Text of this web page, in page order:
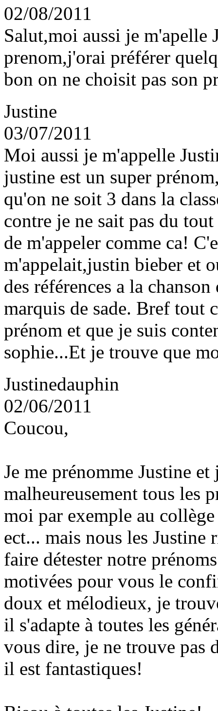
02/08/2011
Salut,moi aussi je m'apelle
prenom,j'orai préférer
bon on ne choisit pas son
Justine
03/07/2011
Moi aussi je m'appelle
justine est un super
qu'on ne soit 3 dans la
contre je ne sait pas du
de m'appeler comme ca!
m'appelait,justin bieber et
des références a la
marquis de sade. Bref tout
prénom et que je suis
sophie...Et je trouve que
Justinedauphin
02/06/2011
Coucou,
Je me prénomme Justine
malheureusement tous les
moi par exemple au
ect... mais nous les Justine
faire détester notre
motivées pour vous le
doux et mélodieux, je
il s'adapte à toutes les
vous dire, je ne trouve pas
il est fantastiques!